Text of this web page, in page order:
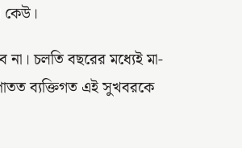
কেউ।
চলতি বছরের মধ্যেই মা-
ব্যক্তিগত এই সুখবরকে